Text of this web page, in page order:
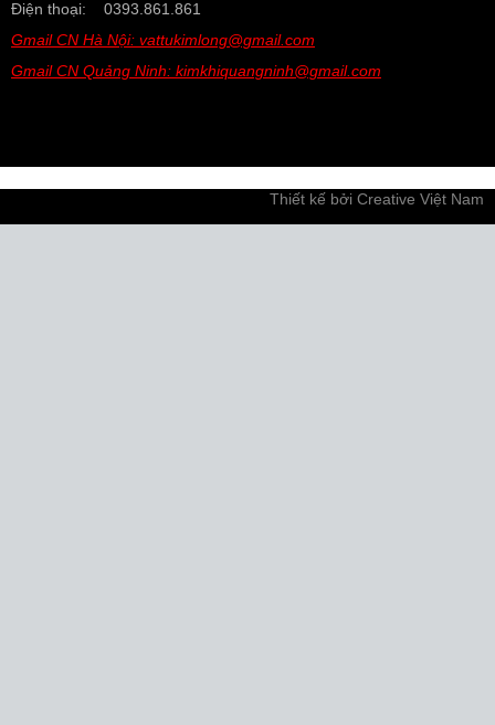
Điện thoại: 0393.861.861
Gmail CN Hà Nội: vattukimlong@gmail.com
Gmail CN Quảng Ninh: kimkhiquangninh@gmail.com
Thiết kế bởi Creative Việt Nam